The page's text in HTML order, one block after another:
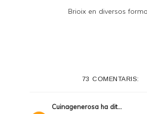
Brioix en diversos
73 COMENTARIS:
Cuinagenerosa ha dit...